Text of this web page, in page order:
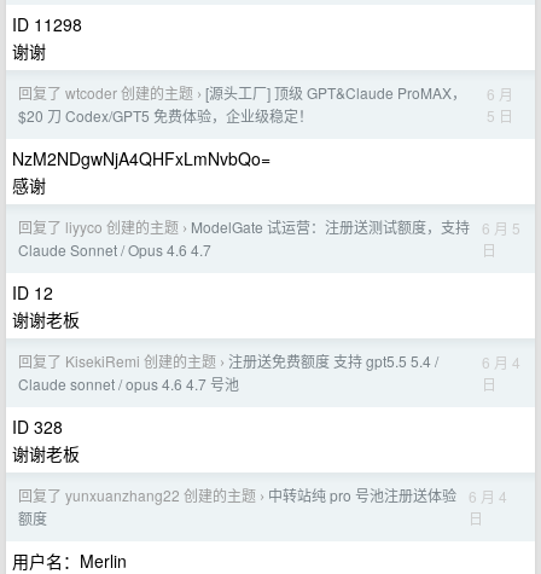
ID 11298
谢谢
回复了 wtcoder 创建的主题 › [源头工厂] 顶级 GPT&Claude ProMAX，
$20 刀 Codex/GPT5 免费体验，企业级稳定！
6 月
5 日
NzM2NDgwNjA4QHFxLmNvbQo=
感谢
回复了 liyyco 创建的主题 › ModelGate 试运营：注册送测试额度，支持
Claude Sonnet / Opus 4.6 4.7
6 月 5
日
ID 12
谢谢老板
回复了 KisekiRemi 创建的主题 › 注册送免费额度 支持 gpt5.5 5.4 /
Claude sonnet / opus 4.6 4.7 号池
6 月 4
日
ID 328
谢谢老板
回复了 yunxuanzhang22 创建的主题 › 中转站纯 pro 号池注册送体验
额度
6 月 4
日
用户名：Merlin